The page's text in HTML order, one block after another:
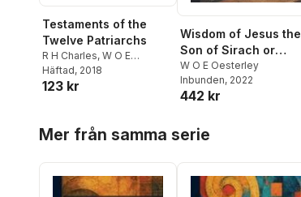
Testaments of the
Twelve Patriarchs
R H Charles, W O E
Oesterley
Häftad, 2018
123 kr
Wisdom of Jesus the
Son of Sirach or
Ecclesiasticus
W O E Oesterley
Inbunden, 2022
442 kr
Mer från samma serie